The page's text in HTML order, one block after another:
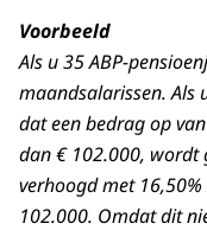
Voorbeeld
Als u 35 ABP-
maandsalarissen. Als
dat een bedrag op
dan € 102.000, wordt
verhoogd met
102.000. Omdat dit